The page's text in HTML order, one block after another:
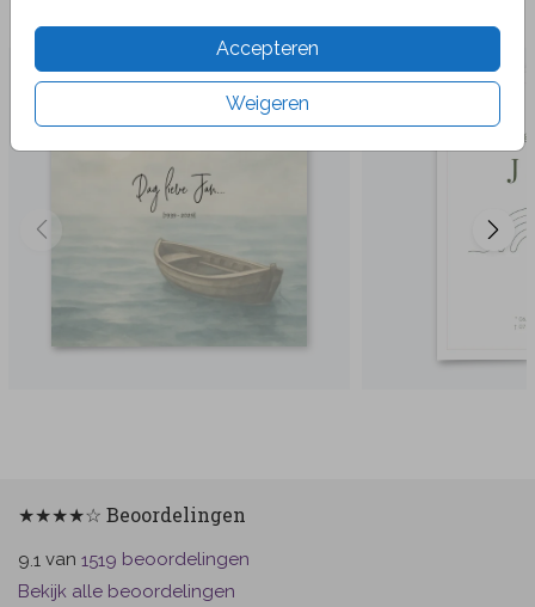
Accepteren
Weigeren
Veel gekozen producten
★★★★☆ Beoordelingen
9.1 van 1519 beoordelingen
Bekijk alle beoordelingen